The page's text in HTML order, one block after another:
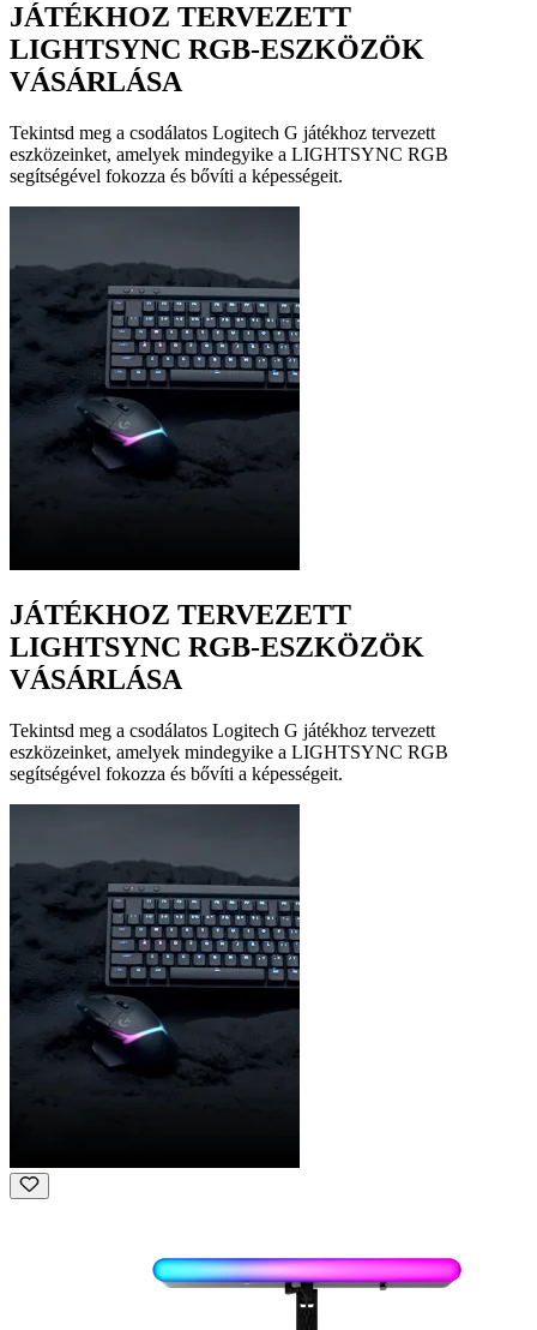
JÁTÉKHOZ TERVEZETT
LIGHTSYNC RGB-ESZKÖZÖK
VÁSÁRLÁSA
Tekintsd meg a csodálatos Logitech G játékhoz tervezett
eszközeinket, amelyek mindegyike a LIGHTSYNC RGB
segítségével fokozza és bővíti a képességeit.
JÁTÉKHOZ TERVEZETT
LIGHTSYNC RGB-ESZKÖZÖK
VÁSÁRLÁSA
Tekintsd meg a csodálatos Logitech G játékhoz tervezett
eszközeinket, amelyek mindegyike a LIGHTSYNC RGB
segítségével fokozza és bővíti a képességeit.